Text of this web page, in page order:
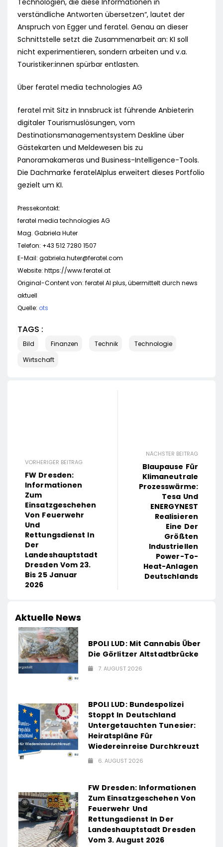
Technologien, die diese Informationen in
verständliche Antworten übersetzen“, lautet der
Anspruch von Egger und feratel. Genau an dieser
Schnittstelle setzt die Zusammenarbeit an: KI soll
nicht experimentieren, sondern arbeiten und v.a.
Touristiker:innen spürbar entlasten.
Über feratel media technologies AG
feratel mit Sitz in Innsbruck ist führende Anbieterin
digitaler Tourismuslösungen, vom
Destinationsmanagementsystem Deskline über
Gästekarten und Meldewesen bis zu
Panoramakameras und Business-Intelligence-Tools.
Die Dachmarke feratelAIplus erweitert dieses Portfolio
gezielt um KI.
Pressekontakt:
feratel media technologies AG
Mag. Gabriela Huter
Telefon: +43 512 7280 1507
E-Mail: gabriela.huter@feratel.com
Website: https://www.feratel.at
Original-Content von: feratel AI plus, übermittelt durch news
aktuell
Quelle: ots
TAGS :
Bild Finanzen Technik
Technologie
Wirtschaft
VORHERIGER BEITRAG
FW Dresden:
Informationen
Zum
Einsatzgeschehen
Von Feuerwehr
Und
Rettungsdienst In
Der
Landeshauptstadt
Dresden Vom 23.
Bis 25 Januar
2026
NÄCHSTER BEITRAG
Blaupause Für
Klimaneutrale
Prozesswärme:
Tesa Und
ENERGYNEST
Realisieren
Eine Der
Größten
Industriellen
Power-To-
Heat-Anlagen
Deutschlands
Aktuelle News
BPOLI LUD: Mit Cannabis Über
Die Görlitzer Altstadtbrücke
7. AUGUST 2026
BPOLI LUD: Bundespolizei
Stoppt In Deutschland
Untergetauchten Tunesier:
Heiratspläne Für
Wiedereinreise Durchkreuzt
6. AUGUST 2026
FW Dresden: Informationen
Zum Einsatzgeschehen Von
Feuerwehr Und
Rettungsdienst In Der
Landeshauptstadt Dresden
Vom 3. August 2026